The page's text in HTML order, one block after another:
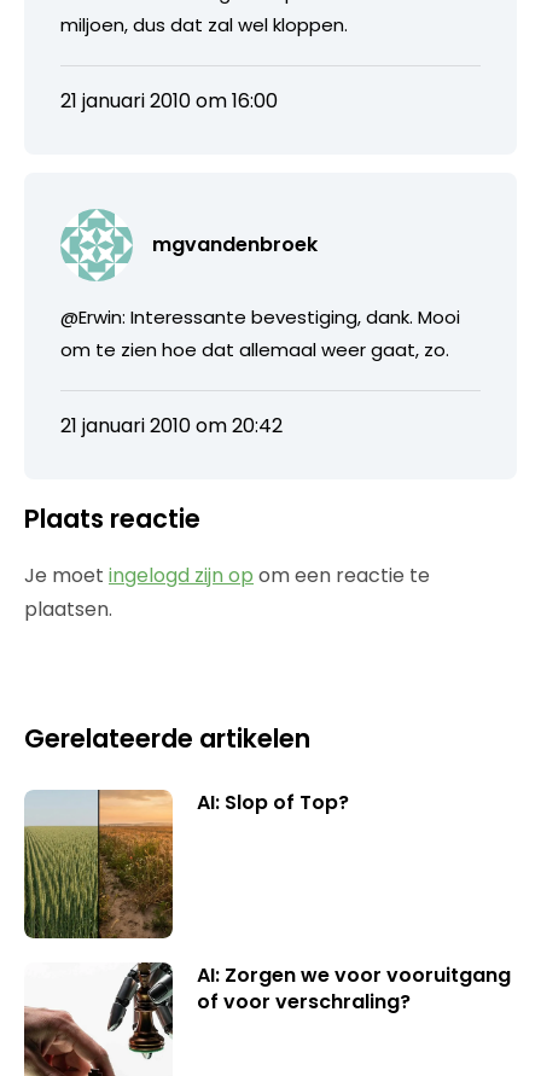
miljoen, dus dat zal wel kloppen.
21 januari 2010 om 16:00
mgvandenbroek
@Erwin: Interessante bevestiging, dank. Mooi
om te zien hoe dat allemaal weer gaat, zo.
21 januari 2010 om 20:42
Plaats reactie
Je moet ingelogd zijn op om een reactie te
plaatsen.
Gerelateerde artikelen
AI: Slop of Top?
AI: Zorgen we voor vooruitgang
of voor verschraling?